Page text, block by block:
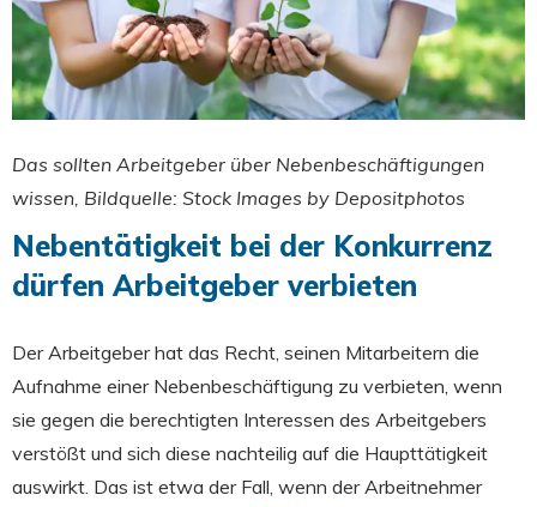
Das sollten Arbeitgeber über Nebenbeschäftigungen
wissen, Bildquelle: Stock Images by Depositphotos
Nebentätigkeit bei der Konkurrenz
dürfen Arbeitgeber verbieten
Der Arbeitgeber hat das Recht, seinen Mitarbeitern die
Aufnahme einer Nebenbeschäftigung zu verbieten, wenn
sie gegen die berechtigten Interessen des Arbeitgebers
verstößt und sich diese nachteilig auf die Haupttätigkeit
auswirkt. Das ist etwa der Fall, wenn der Arbeitnehmer